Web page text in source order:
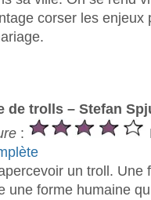
corser les enjeux
de trolls – Stefan
:
un troll. Une
une forme humaine